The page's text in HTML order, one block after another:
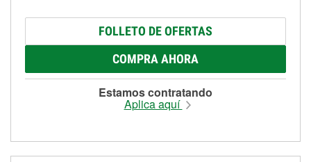
FOLLETO DE OFERTAS
COMPRA AHORA
Estamos contratando
Aplica aquí